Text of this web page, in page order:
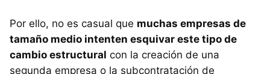
Por ello, no es casual que muchas empresas de
tamaño medio intenten esquivar este tipo de
cambio estructural con la creación de una
segunda empresa o la subcontratación de